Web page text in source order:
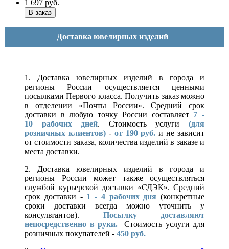
1 697 руб.
Доставка ювелирных изделий
1. Доставка ювелирных изделий в города и
регионы России осуществляется ценными
посылками Первого класса. Получить заказ можно
в отделении «Почты России». Средний срок
доставки в любую точку России составляет 7 -
10 рабочих дней. Стоимость услуги(для
розничных клиентов)- от 190 руб. и не зависит
от стоимости заказа, количества изделий в заказе и
места доставки.
2. Доставка ювелирных изделий в города и
регионы России может также осуществляться
службой курьерской доставки «СДЭК». Средний
срок доставки - 1 - 4 рабочих дня (конкретные
сроки доставки всегда можно уточнить у
консультантов). Посылку доставляют
непосредственно в руки.
Стоимость услуги для
розничных покупателей - 450 руб.